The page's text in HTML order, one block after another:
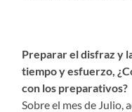
Preparar el disfraz y
tiempo y esfuerzo,
con los preparativos?
Sobre el mes de Julio,